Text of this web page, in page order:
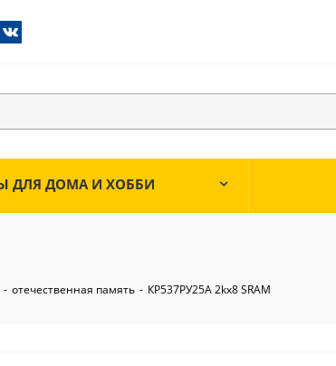
ДЛЯ ДОМА И ХОББИ
- отечественная память - КР537РУ25А 2kх8 SRAM